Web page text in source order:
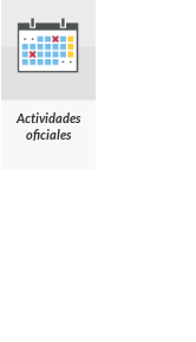
Actividades
oficiales